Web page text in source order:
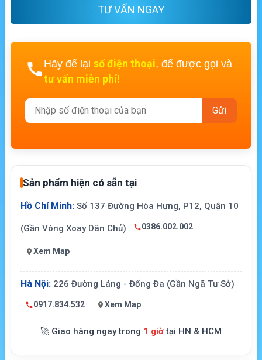
TƯ VẤN NGAY
Hãy để lại số điện thoại, để được gọi và
tư vấn miễn phí!
Sản phẩm hiện có sẵn tại
Hồ Chí Minh: Số 137 Đường Hòa Hưng, P12, Quận 10
(Gần Vòng Xoay Dân Chủ) 0386.002.002
Xem Map
Hà Nội: 226 Đường Láng - Đống Đa (Gần Ngã Tư Sở)
0917.834.532 Xem Map
🚀 Giao hàng ngay trong 1 giờtại HN & HCM